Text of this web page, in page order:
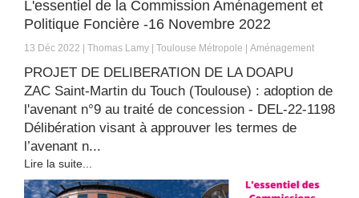
L'essentiel de la Commission Aménagement et
Politique Foncière -16 Novembre 2022
13 Déc 2022 Thomas Lamy Toulouse Métropole Aménagement
PROJET DE DELIBERATION DE LA DOAPU
ZAC Saint-Martin du Touch (Toulouse) : adoption de
l'avenant n°9 au traité de concession - DEL-22-1198
Délibération visant à approuver les termes de
l’avenant n...
Lire la suite...